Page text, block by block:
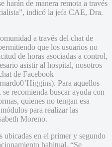
de manera remota a través
indicó la jefa CAE, Dra.
a través del chat de
que los usuarios no
de horas asociadas a control,
asistir al hospital, nosotros
de Facebook
Para aquellos
recomienda buscar ayuda con
quienes no tengan esa
para realizar las
Moreno.
ubicadas en el primer y segundo
habitual. “Se